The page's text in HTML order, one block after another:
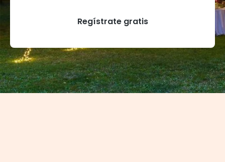
Regístrate gratis